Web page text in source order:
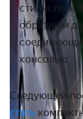
стилистике
образным
консолью.
Следующей
стать